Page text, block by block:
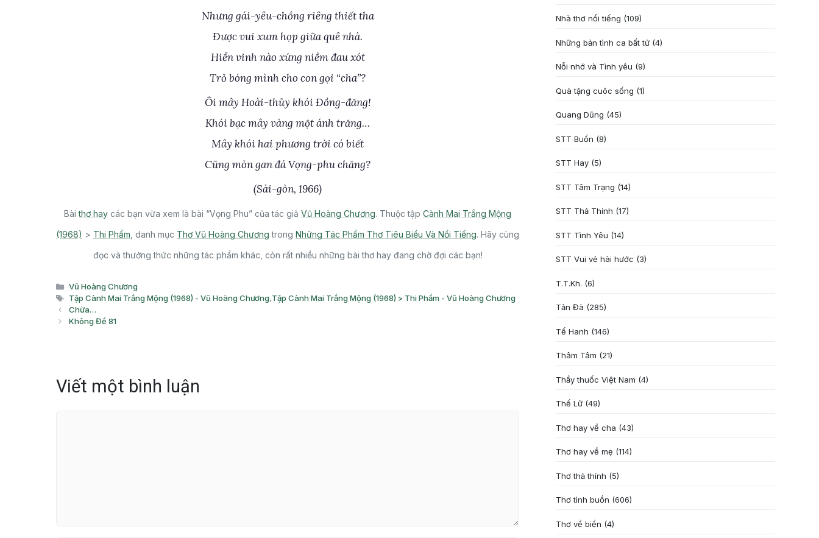
Nhưng gái-yêu-chồng riêng thiết tha
Được vui xum họp giữa quê nhà.
Hiển vinh nào xứng niềm đau xót
Trỏ bóng mình cho con gọi “cha”?
Ôi mây Hoài-thủy khói Đồng-đăng!
Khói bạc mây vàng một ánh trăng…
Mây khói hai phương trời có biết
Cũng mòn gan đá Vọng-phu chăng?
(Sài-gòn, 1966)
Bàithơ hay các bạn vừa xem là bài “Vọng Phu” của tác giả Vũ Hoàng Chương. Thuộc tập Cành Mai Trắng Mộng
(1968) > Thi Phẩm , danh mục Thơ Vũ Hoàng Chương trong Những Tác Phẩm Thơ Tiêu Biểu Và Nổi Tiếng. Hãy cùng
đọc và thưởng thức những tác phẩm khác, còn rất nhiều những bài thơ hay đang chờ đợi các bạn!
Danh
mục
Vũ Hoàng Chương
Thẻ
Tập Cành Mai Trắng Mộng (1968) - Vũ Hoàng Chương,Tập Cành Mai Trắng Mộng (1968) > Thi Phẩm - Vũ Hoàng Chương
Chừa…
Không Đề 81
Viết một bình luận
Nhà thơ nổi tiếng (109)
Những bản tình ca bất tử (4)
Nỗi nhớ và Tình yêu (9)
Quà tặng cuôc sống (1)
Quang Dũng (45)
STT Buồn (8)
STT Hay (5)
STT Tâm Trạng (14)
STT Thả Thính (17)
STT Tình Yêu (14)
STT Vui vẻ hài hước (3)
T.T.Kh. (6)
Tản Đà (285)
Tế Hanh (146)
Thâm Tâm (21)
Thầy thuốc Việt Nam (4)
Thế Lữ (49)
Thơ hay về cha (43)
Thơ hay về mẹ (114)
Thơ thả thính (5)
Thơ tình buồn (606)
Thơ về biển (4)